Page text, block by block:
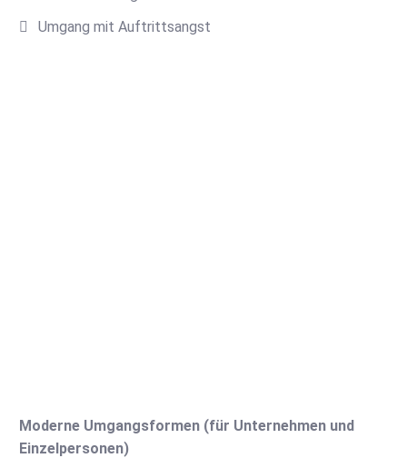
Umgang mit Auftrittsangst
Moderne Umgangsformen (für Unternehmen und
Einzelpersonen)